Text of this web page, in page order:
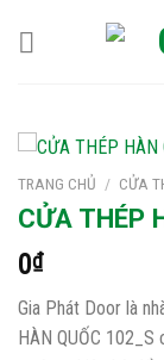
TRANG CHỦ / CỬA
CỬA THÉP
0₫
Gia Phát Door là
HÀN QUỐC